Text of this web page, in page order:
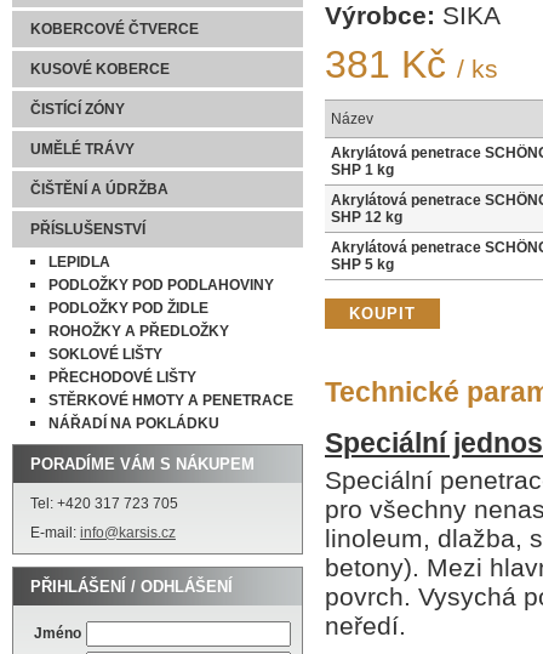
KOBERCOVÉ ČTVERCE
KUSOVÉ KOBERCE
ČISTÍCÍ ZÓNY
UMĚLÉ TRÁVY
ČIŠTĚNÍ A ÚDRŽBA
PŘÍSLUŠENSTVÍ
LEPIDLA
PODLOŽKY POD PODLAHOVINY
PODLOŽKY POD ŽIDLE
ROHOŽKY A PŘEDLOŽKY
SOKLOVÉ LIŠTY
PŘECHODOVÉ LIŠTY
STĚRKOVÉ HMOTY A PENETRACE
NÁŘADÍ NA POKLÁDKU
PORADÍME VÁM S NÁKUPEM
Tel: +420 317 723 705
E-mail: info@karsis.cz
PŘIHLÁŠENÍ / ODHLÁŠENÍ
Jméno
Výrobce: SIKA
381 Kč / ks
Název
Akrylátová penetrace
SHP 1 kg
Akrylátová penetrace
SHP 12 kg
Akrylátová penetrace
SHP 5 kg
Technické
Speciální
Speciální
pro všechny
linoleum, dlažba,
betony). Mezi
povrch. Vysychá
neředí.